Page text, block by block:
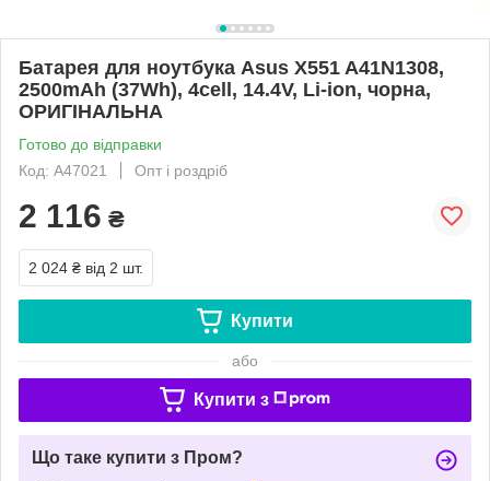
Батарея для ноутбука Asus X551 A41N1308,
2500mAh (37Wh), 4cell, 14.4V, Li-ion, чорна,
ОРИГІНАЛЬНА
Готово до відправки
Код: A47021
Опт і роздріб
2 116 ₴
2 024 ₴ від 2 шт.
Купити
або
Купити з
Що таке купити з Пром?